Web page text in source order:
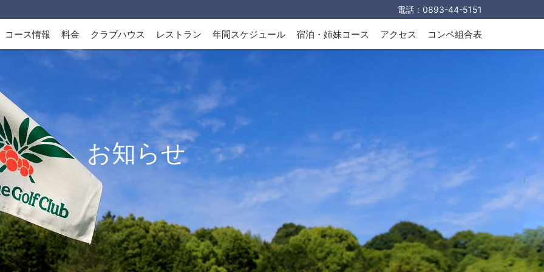
電話： 0893-44-5151
コース情報 料金 クラブハウス レストラン 年間スケジュール 宿泊・姉妹コース アクセス コンペ組合表
お知らせ